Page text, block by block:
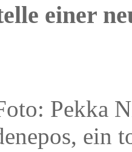
einer
Pekka
ein